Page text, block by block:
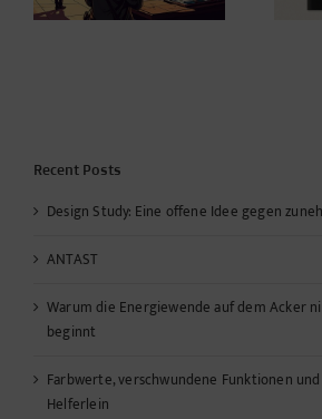
Recent Posts
Design Study: Eine offene Idee gegen
ANTAST
Warum die Energiewende auf dem Acker
beginnt
Farbwerte, verschwundene Funktionen
Helferlein